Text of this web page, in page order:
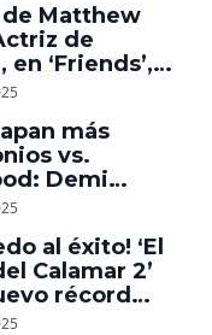
Matthew
de
en ‘Friends’,
un emotivo
más
vs.
Demi
de
le hizo la
a su cuerpo
al éxito! ‘El
Calamar 2’
récord
tan solo 11